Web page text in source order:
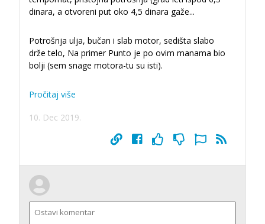
dinara, a otvoreni put oko 4,5 dinara gaže...
Potrošnja ulja, bučan i slab motor, sedišta slabo
drže telo, Na primer Punto je po ovim manama bio
bolji (sem snage motora-tu su isti).
Pročitaj više
10. Dec 2019.